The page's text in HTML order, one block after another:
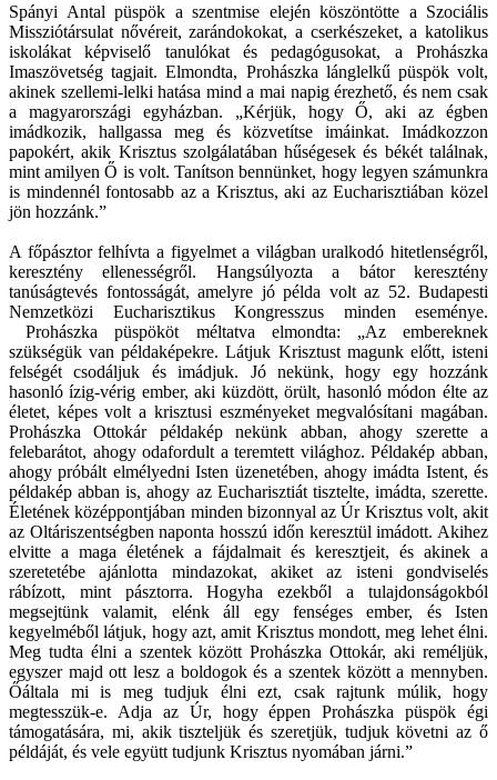
Spányi Antal püspök a szentmise elején köszöntötte a Szociális
Missziótársulat nővéreit, zarándokokat, a cserkészeket, a katolikus
iskolákat képviselő tanulókat és pedagógusokat, a Prohászka
Imaszövetség tagjait. Elmondta, Prohászka lánglelkű püspök volt,
akinek szellemi-lelki hatása mind a mai napig érezhető, és nem csak
a magyarországi egyházban. „Kérjük, hogy Ő, aki az égben
imádkozik, hallgassa meg és közvetítse imáinkat. Imádkozzon
papokért, akik Krisztus szolgálatában hűségesek és békét találnak,
mint amilyen Ő is volt. Tanítson bennünket, hogy legyen számunkra
is mindennél fontosabb az a Krisztus, aki az Eucharisztiában közel
jön hozzánk.”
A főpásztor felhívta a figyelmet a világban uralkodó hitetlenségről,
keresztény ellenességről. Hangsúlyozta a bátor keresztény
tanúságtevés fontosságát, amelyre jó példa volt az 52. Budapesti
Nemzetközi Eucharisztikus Kongresszus minden eseménye.
Prohászka püspököt méltatva elmondta: „Az embereknek
szükségük van példaképekre. Látjuk Krisztust magunk előtt, isteni
felségét csodáljuk és imádjuk. Jó nekünk, hogy egy hozzánk
hasonló ízig-vérig ember, aki küzdött, örült, hasonló módon élte az
életet, képes volt a krisztusi eszményeket megvalósítani magában.
Prohászka Ottokár példakép nekünk abban, ahogy szerette a
felebarátot, ahogy odafordult a teremtett világhoz. Példakép abban,
ahogy próbált elmélyedni Isten üzenetében, ahogy imádta Istent, és
példakép abban is, ahogy az Eucharisztiát tisztelte, imádta, szerette.
Életének középpontjában minden bizonnyal az Úr Krisztus volt, akit
az Oltáriszentségben naponta hosszú időn keresztül imádott. Akihez
elvitte a maga életének a fájdalmait és keresztjeit, és akinek a
szeretetébe ajánlotta mindazokat, akiket az isteni gondviselés
rábízott, mint pásztorra. Hogyha ezekből a tulajdonságokból
megsejtünk valamit, elénk áll egy fenséges ember, és Isten
kegyelméből látjuk, hogy azt, amit Krisztus mondott, meg lehet élni.
Meg tudta élni a szentek között Prohászka Ottokár, aki reméljük,
egyszer majd ott lesz a boldogok és a szentek között a mennyben.
Őáltala mi is meg tudjuk élni ezt, csak rajtunk múlik, hogy
megtesszük-e. Adja az Úr, hogy éppen Prohászka püspök égi
támogatására, mi, akik tiszteljük és szeretjük, tudjuk követni az ő
példáját, és vele együtt tudjunk Krisztus nyomában járni.”